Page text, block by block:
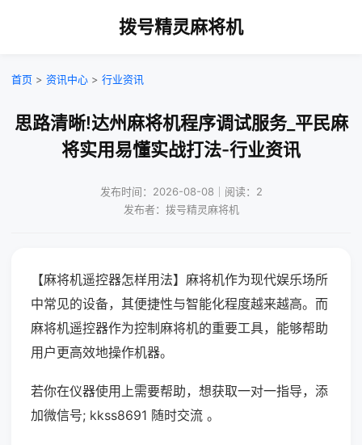
拨号精灵麻将机
首页 > 资讯中心 > 行业资讯
思路清晰!达州麻将机程序调试服务_平民麻
将实用易懂实战打法-行业资讯
发布时间：2026-08-08｜阅读：2
发布者：拨号精灵麻将机
【麻将机遥控器怎样用法】麻将机作为现代娱乐场所
中常见的设备，其便捷性与智能化程度越来越高。而
麻将机遥控器作为控制麻将机的重要工具，能够帮助
用户更高效地操作机器。
若你在仪器使用上需要帮助，想获取一对一指导，添
加微信号; kkss8691 随时交流 。